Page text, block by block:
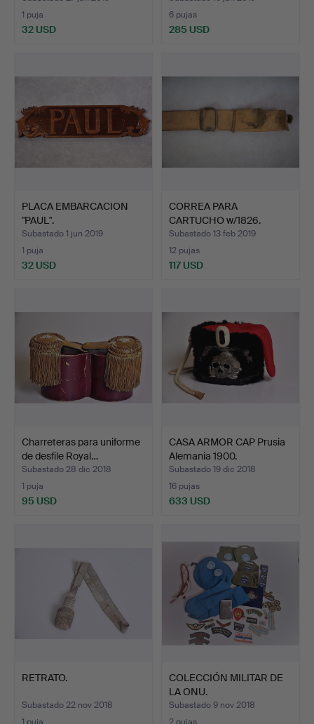
1 puja
32 USD
6 pujas
285 USD
PLACA EMBARCACION
"PAUL".
Subastado 1 jun 2019
1 puja
32 USD
CORREA PARA
CARTUCHO w/1826.
Subastado 13 feb 2019
12 pujas
117 USD
Charreteras para uniforme
de desfile Royal…
Subastado 28 dic 2018
1 puja
95 USD
CASA ARMOR CAP Prusia
Alemania 1900.
Subastado 19 dic 2018
16 pujas
633 USD
RETRATO.
Subastado 22 nov 2018
COLECCIÓN MILITAR DE
LA ONU.
Subastado 9 nov 2018